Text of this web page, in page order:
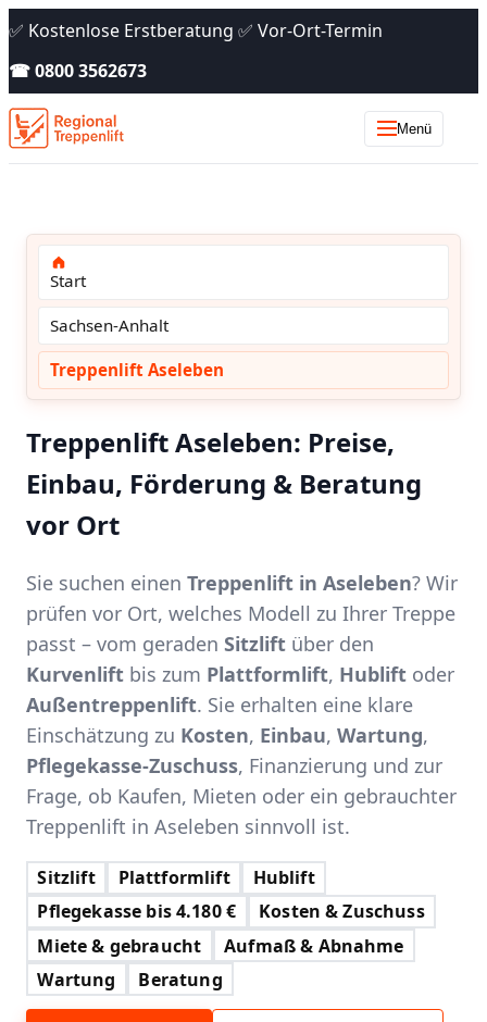
✅ Kostenlose Erstberatung ✅ Vor-Ort-Termin
☎ 0800 3562673
Menü
Start
Sachsen-Anhalt
Treppenlift Aseleben
Treppenlift Aseleben: Preise,
Einbau, Förderung & Beratung
vor Ort
Sie suchen einen Treppenlift in Aseleben? Wir
prüfen vor Ort, welches Modell zu Ihrer Treppe
passt – vom geraden Sitzlift über den
Kurvenlift bis zum Plattformlift, Hublift oder
Außentreppenlift. Sie erhalten eine klare
Einschätzung zu Kosten, Einbau, Wartung,
Pflegekasse-Zuschuss, Finanzierung und zur
Frage, ob Kaufen, Mieten oder ein gebrauchter
Treppenlift in Aseleben sinnvoll ist.
Sitzlift Plattformlift
Hublift
Pflegekasse bis 4.180 €
Kosten & Zuschuss
Miete & gebraucht
Aufmaß & Abnahme
Wartung
Beratung